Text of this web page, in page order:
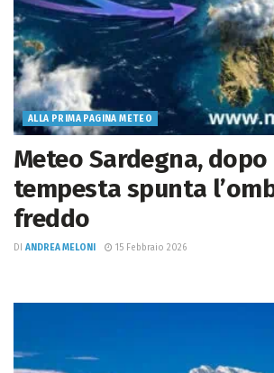
ALLA PRIMA PAGINA METEO
Meteo Sardegna,
tempesta spunta
freddo
DI ANDREA MELONI 15 Febbraio 2026